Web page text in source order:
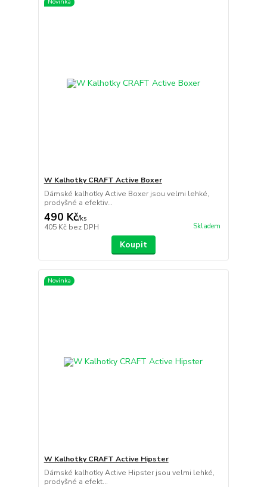
W Kalhotky CRAFT Active Boxer
Dámské kalhotky Active Boxer jsou velmi lehké,
prodyšné a efektiv...
490 Kč/ks
405 Kč bez DPH Skladem
Koupit
Novinka
W Kalhotky CRAFT Active Hipster
Dámské kalhotky Active Hipster jsou velmi lehké,
prodyšné a efekt...